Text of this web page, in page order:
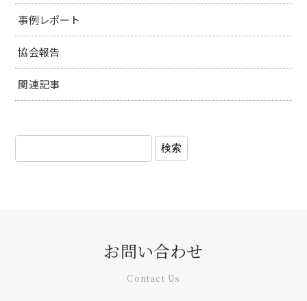
事例レポート
協会報告
関連記事
お問い合わせ
Contact Us